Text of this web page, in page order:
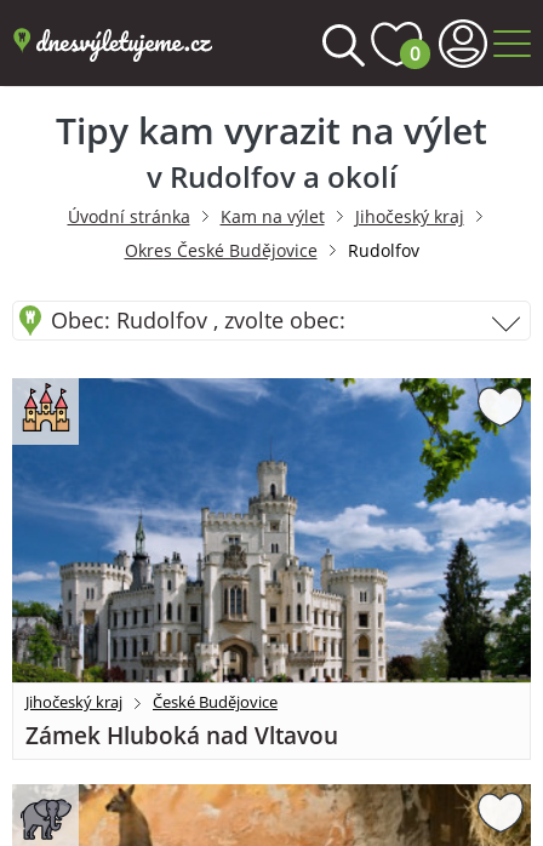
0
Tipy kam vyrazit na výlet
v Rudolfov a okolí
Úvodní stránka Kam na výlet
Jihočeský kraj
Okres České Budějovice
Rudolfov
Obec: Rudolfov , zvolte obec:
Jihočeský kraj České Budějovice
Zámek Hluboká nad Vltavou